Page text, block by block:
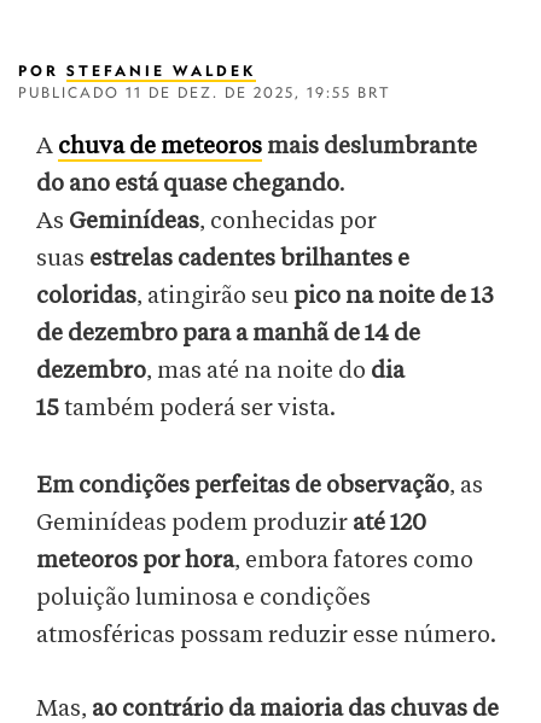
POR STEFANIE WALDEK
PUBLICADO 11 DE DEZ. DE 2025, 19:55 BRT
A chuva de meteoros mais deslumbrante
do ano está quase chegando.
As Geminídeas, conhecidas por
suas estrelas cadentes brilhantes e
coloridas, atingirão seu pico na noite de 13
de dezembro para a manhã de 14 de
dezembro, mas até na noite do dia
15também poderá ser vista.
Em condições perfeitas de observação, as
Geminídeas podem produzir até 120
meteoros por hora, embora fatores como
poluição luminosa e condições
atmosféricas possam reduzir esse número.
Mas, ao contrário da maioria das chuvas de